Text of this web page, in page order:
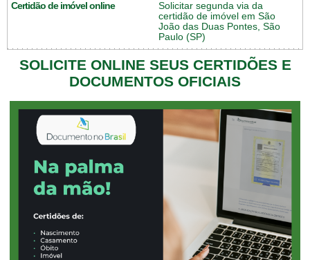
Certidão de imóvel online
Solicitar segunda via da
certidão de imóvel em São
João das Duas Pontes, São
Paulo (SP)
SOLICITE ONLINE SEUS CERTIDÕES E
DOCUMENTOS OFICIAIS